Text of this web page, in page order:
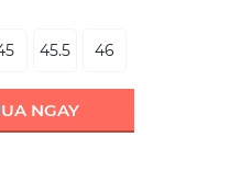
45.5 46
NGAY